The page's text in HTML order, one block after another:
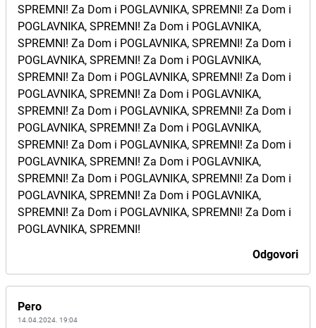
SPREMNI! Za Dom i POGLAVNIKA, SPREMNI! Za Dom i
POGLAVNIKA, SPREMNI! Za Dom i POGLAVNIKA,
SPREMNI! Za Dom i POGLAVNIKA, SPREMNI! Za Dom i
POGLAVNIKA, SPREMNI! Za Dom i POGLAVNIKA,
SPREMNI! Za Dom i POGLAVNIKA, SPREMNI! Za Dom i
POGLAVNIKA, SPREMNI! Za Dom i POGLAVNIKA,
SPREMNI! Za Dom i POGLAVNIKA, SPREMNI! Za Dom i
POGLAVNIKA, SPREMNI! Za Dom i POGLAVNIKA,
SPREMNI! Za Dom i POGLAVNIKA, SPREMNI! Za Dom i
POGLAVNIKA, SPREMNI! Za Dom i POGLAVNIKA,
SPREMNI! Za Dom i POGLAVNIKA, SPREMNI! Za Dom i
POGLAVNIKA, SPREMNI! Za Dom i POGLAVNIKA,
SPREMNI! Za Dom i POGLAVNIKA, SPREMNI! Za Dom i
POGLAVNIKA, SPREMNI!
Odgovori
Pero
14.04.2024. 19:04